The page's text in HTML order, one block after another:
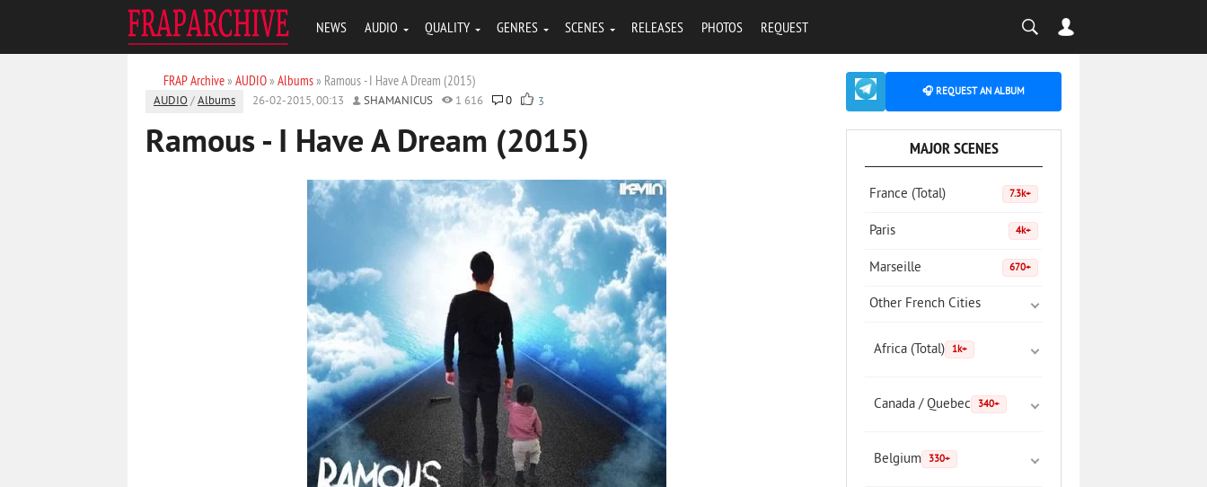
NEWS AUDIO QUALITY GENRES SCENES RELEASES PHOTOS REQUEST
FRAP Archive» AUDIO» Albums» Ramous - I Have A Dream (2015)
AUDIO /Albums 26-02-2015, 00:13 SHAMANICUS 1 616 0 3
Ramous - I Have A Dream (2015)
🎧 REQUEST AN ALBUM
MAJOR SCENES
France (Total) 7.3k+
Paris 4k+
Marseille 670+
Other French Cities
Africa (Total) 1k+
Canada / Quebec 340+
Belgium 330+